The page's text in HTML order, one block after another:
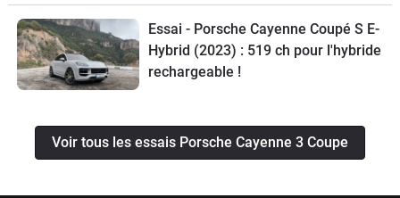
Essai - Porsche Cayenne Coupé S E-
Hybrid (2023) : 519 ch pour l'hybride
rechargeable !
Voir tous les essais Porsche Cayenne 3 Coupe